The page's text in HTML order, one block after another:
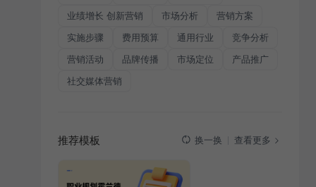
业绩增长 创新营销 市场分析 营销方案
实施步骤 费用预算 通用行业 竞争分析
营销活动 品牌传播 市场定位 产品推广
社交媒体营销
推荐模板 换一换 查看更多